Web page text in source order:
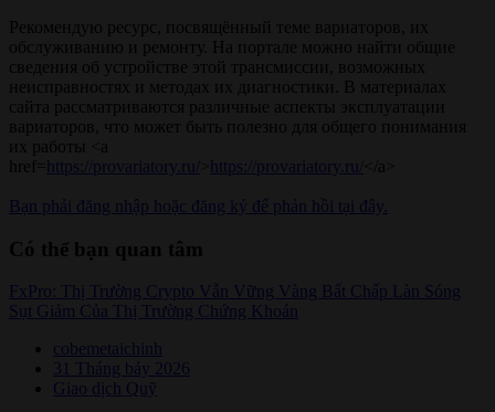
Рекомендую ресурс, посвящённый теме вариаторов, их
обслуживанию и ремонту. На портале можно найти общие
сведения об устройстве этой трансмиссии, возможных
неисправностях и методах их диагностики. В материалах
сайта рассматриваются различные аспекты эксплуатации
вариаторов, что может быть полезно для общего понимания
их работы <a
href=
https://provariatory.ru/ https://provariatory.ru/ </a>
Bạn phải đăng nhập hoặc đăng ký để phản hồi tại đây.
Có thể bạn quan tâm
FxPro: Thị Trường Crypto Vẫn Vững Vàng Bất Chấp Làn Sóng
Sụt Giảm Của Thị Trường Chứng Khoán
cobemetaichinh
31 Tháng bảy 2026
Giao dịch Quỹ